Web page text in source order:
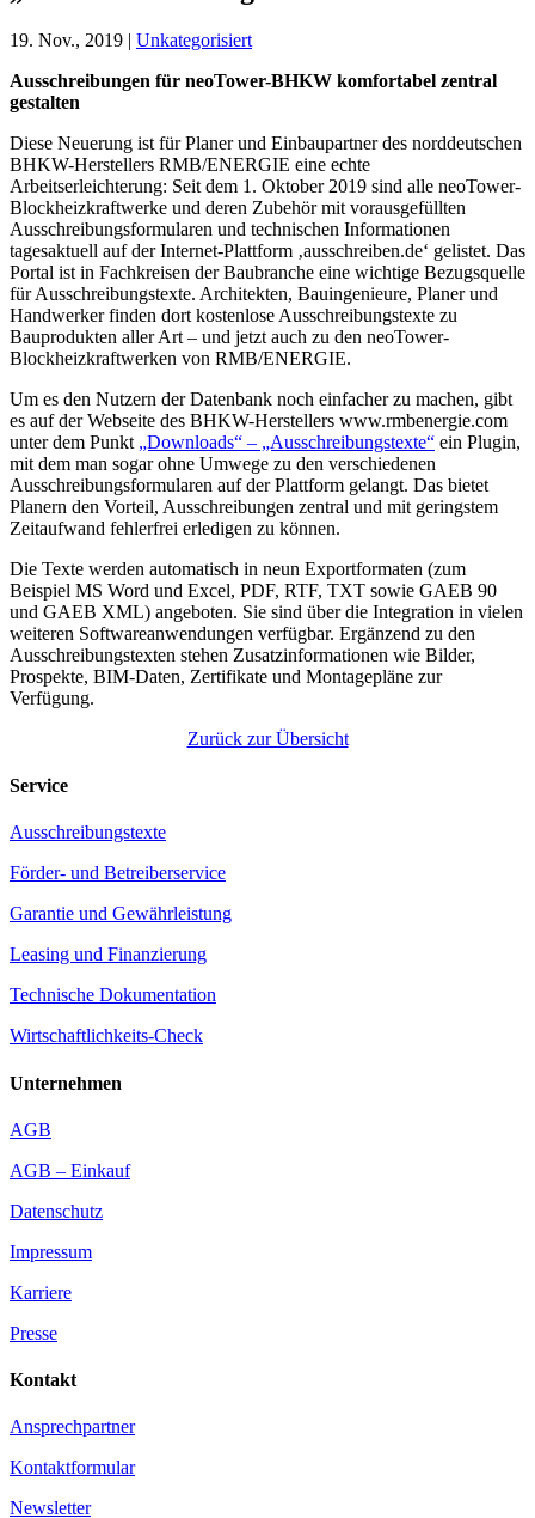
19. Nov., 2019 | Unkategorisiert
Ausschreibungen für neoTower-BHKW komfortabel zentral
gestalten
Diese Neuerung ist für Planer und Einbaupartner des norddeutschen
BHKW-Herstellers RMB/ENERGIE eine echte
Arbeitserleichterung: Seit dem 1. Oktober 2019 sind alle neoTower-
Blockheizkraftwerke und deren Zubehör mit vorausgefüllten
Ausschreibungsformularen und technischen Informationen
tagesaktuell auf der Internet-Plattform ‚ausschreiben.de‘ gelistet. Das
Portal ist in Fachkreisen der Baubranche eine wichtige Bezugsquelle
für Ausschreibungstexte. Architekten, Bauingenieure, Planer und
Handwerker finden dort kostenlose Ausschreibungstexte zu
Bauprodukten aller Art – und jetzt auch zu den neoTower-
Blockheizkraftwerken von RMB/ENERGIE.
Um es den Nutzern der Datenbank noch einfacher zu machen, gibt
es auf der Webseite des BHKW-Herstellers www.rmbenergie.com
unter dem Punkt „Downloads“ – „Ausschreibungstexte“ ein Plugin,
mit dem man sogar ohne Umwege zu den verschiedenen
Ausschreibungsformularen auf der Plattform gelangt. Das bietet
Planern den Vorteil, Ausschreibungen zentral und mit geringstem
Zeitaufwand fehlerfrei erledigen zu können.
Die Texte werden automatisch in neun Exportformaten (zum
Beispiel MS Word und Excel, PDF, RTF, TXT sowie GAEB 90
und GAEB XML) angeboten. Sie sind über die Integration in vielen
weiteren Softwareanwendungen verfügbar. Ergänzend zu den
Ausschreibungstexten stehen Zusatzinformationen wie Bilder,
Prospekte, BIM-Daten, Zertifikate und Montagepläne zur
Verfügung.
Zurück zur Übersicht
Service
Ausschreibungstexte
Förder- und Betreiberservice
Garantie und Gewährleistung
Leasing und Finanzierung
Technische Dokumentation
Wirtschaftlichkeits-Check
Unternehmen
AGB
AGB – Einkauf
Datenschutz
Impressum
Karriere
Presse
Kontakt
Ansprechpartner
Kontaktformular
Newsletter